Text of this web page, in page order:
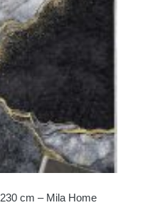
cm – Mila Home